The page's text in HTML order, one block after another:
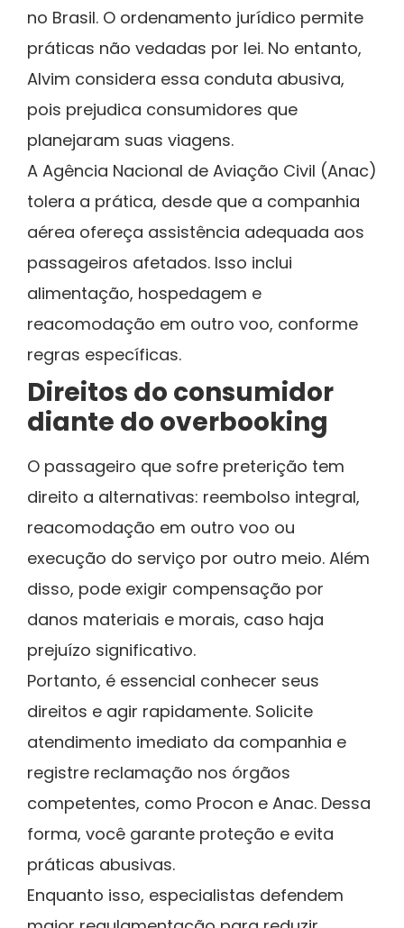
no Brasil. O ordenamento jurídico permite
práticas não vedadas por lei. No entanto,
Alvim considera essa conduta abusiva,
pois prejudica consumidores que
planejaram suas viagens.
A Agência Nacional de Aviação Civil (Anac)
tolera a prática, desde que a companhia
aérea ofereça assistência adequada aos
passageiros afetados. Isso inclui
alimentação, hospedagem e
reacomodação em outro voo, conforme
regras específicas.
Direitos do consumidor
diante do overbooking
O passageiro que sofre preterição tem
direito a alternativas: reembolso integral,
reacomodação em outro voo ou
execução do serviço por outro meio. Além
disso, pode exigir compensação por
danos materiais e morais, caso haja
prejuízo significativo.
Portanto, é essencial conhecer seus
direitos e agir rapidamente. Solicite
atendimento imediato da companhia e
registre reclamação nos órgãos
competentes, como Procon e Anac. Dessa
forma, você garante proteção e evita
práticas abusivas.
Enquanto isso, especialistas defendem